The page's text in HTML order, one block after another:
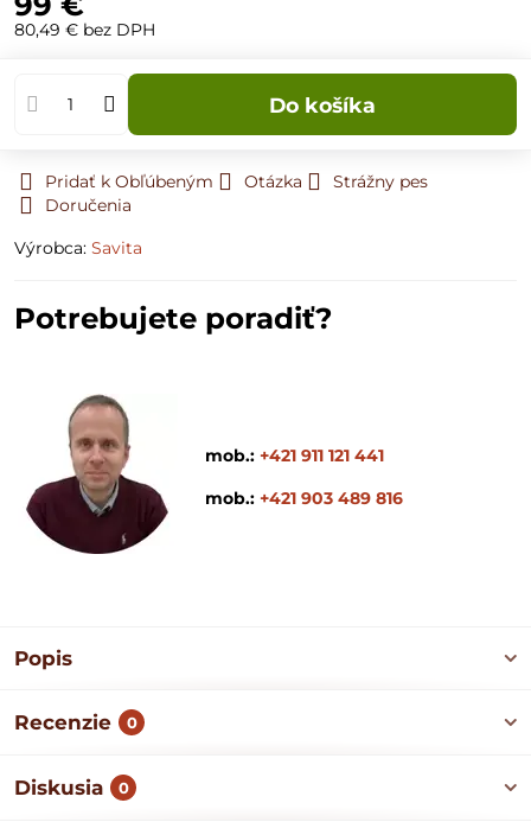
80,49 € bez DPH
Do košíka
Pridať k Obľúbeným Otázka
Strážny pes
Doručenia
Výrobca: Savita
Potrebujete poradiť?
mob.: +421 911 121 441
mob.: +421 903 489 816
Popis
Recenzie 0
Diskusia 0